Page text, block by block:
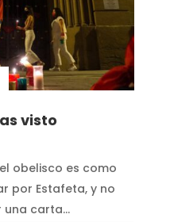
visto
obelisco es como
por Estafeta, y no
una carta…